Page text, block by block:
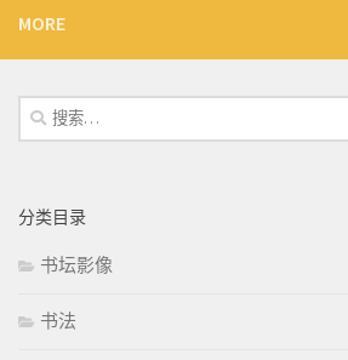
MORE
搜
索：
分类目录
书坛影像
书法